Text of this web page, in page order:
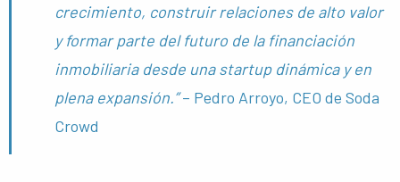
crecimiento, construir relaciones de alto valor
y formar parte del futuro de la financiación
inmobiliaria desde una startup dinámica y en
plena expansión.”– Pedro Arroyo, CEO de Soda
Crowd